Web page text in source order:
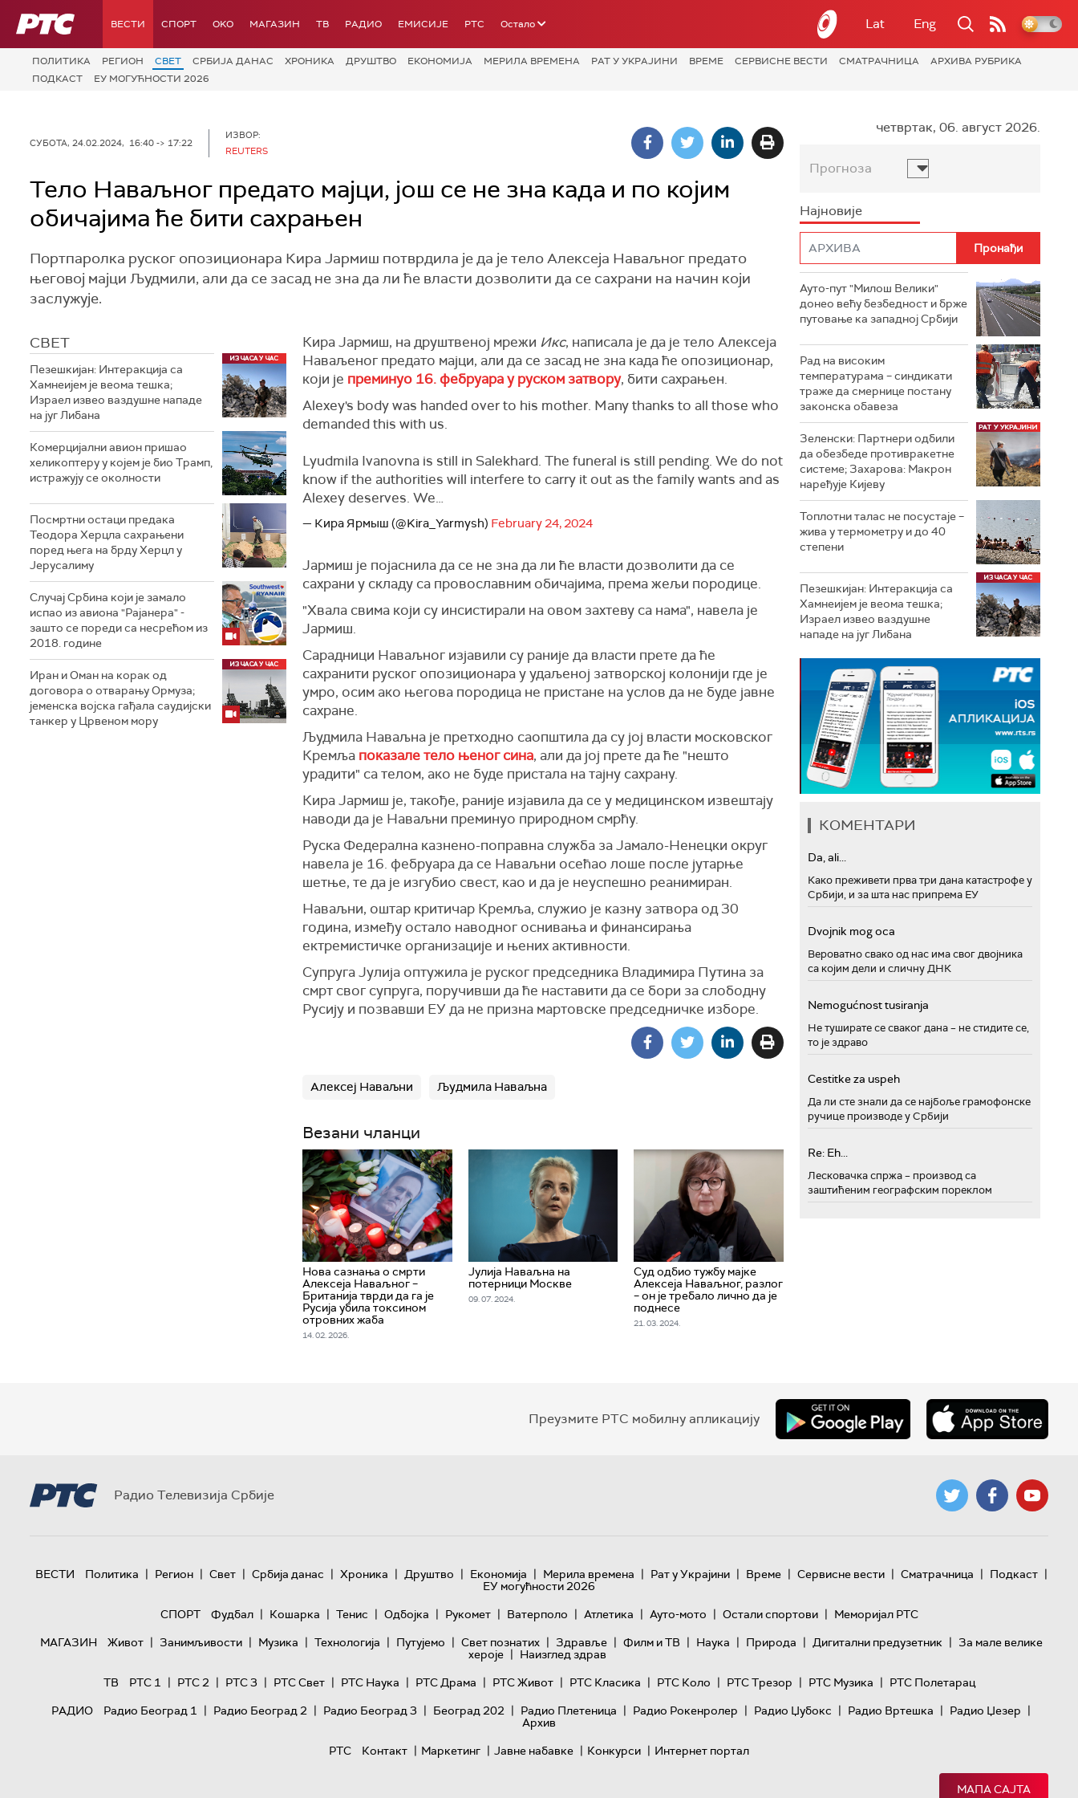
РТС ВЕСТИ СПОРТ OKO МАГАЗИН ТВ РАДИО ЕМИСИЈЕ РТС Остало Lat Eng
ПОЛИТИКА РЕГИОН СВЕТ СРБИЈА ДАНАС ХРОНИКА ДРУШТВО ЕКОНОМИЈА МЕРИЛА ВРЕМЕНА РАТ У УКРАЈИНИ ВРЕМЕ СЕРВИСНЕ ВЕСТИ СМАТРАЧНИЦА
АРХИВА РУБРИКА
ПОДКАСТ
ЕУ МОГУЋНОСТИ 2026
СУБОТА, 24.02.2024, 16:40 -> 17:22
ИЗВОР:
REUTERS
Тело Наваљног предато мајци, још се не зна када и по којим
обичајима ће бити сахрањен
Портпаролка руског опозиционара Кира Јармиш потврдила је да је тело Алексеја Наваљног предато
његовој мајци Људмили, али да се засад не зна да ли ће власти дозволити да се сахрани на начин који
заслужује.
СВЕТ
Пезешкијан: Интеракција са
Хамнеијем је веома тешка;
Израел извео ваздушне нападе
на југ Либана
Комерцијални авион пришао
хеликоптеру у којем је био Трамп,
истражују се околности
Посмртни остаци предака
Теодора Херцла сахрањени
поред њега на брду Херцл у
Јерусалиму
Случај Србина који је замало
испао из авиона "Рајанера" -
зашто се пореди са несрећом из
2018. године
Иран и Оман на корак од
договора о отварању Ормуза;
jеменска војска гађала саудијски
танкер у Црвеном мору
Кира Јармиш, на друштвеној мрежи Икс, написала је да је тело Алексеја
Наваљеног предато мајци, али да се засад не зна када ће опозиционар,
који је преминуо 16. фебруара у руском затвору, бити сахрањен.
Alexey's body was handed over to his mother. Many thanks to all those who
demanded this with us.
Lyudmila Ivanovna is still in Salekhard. The funeral is still pending. We do not
know if the authorities will interfere to carry it out as the family wants and as
Alexey deserves. We…
— Кира Ярмыш (@Kira_Yarmysh) February 24, 2024
Јармиш је појаснила да се не зна да ли ће власти дозволити да се
сахрани у складу са провославним обичајима, према жељи породице.
"Хвала свима који су инсистирали на овом захтеву са нама", навела је
Јармиш.
Сарадници Наваљног изјавили су раније да власти прете да ће
сахранити руског опозиционара у удаљеној затворској колонији где је
умро, осим ако његова породица не пристане на услов да не буде јавне
сахране.
Људмила Наваљна је претходно саопштила да су јој власти московског
Кремља показале тело њеног сина, али да јој прете да ће "нешто
урадити" са телом, ако не буде пристала на тајну сахрану.
Кира Јармиш је, такође, раније изјавила да се у медицинском извештају
наводи да је Наваљни преминуо природном смрћу.
Руска Федерална казнено-поправна служба за Јамало-Ненецки округ
навела је 16. фебруара да се Наваљни осећао лоше после јутарње
шетње, те да је изгубио свест, као и да је неуспешно реанимиран.
Наваљни, оштар критичар Кремља, служио је казну затвора од 30
година, између остало наводног оснивања и финансирања
ектремистичке организације и њених активности.
Супруга Јулија оптужила је руског председника Владимира Путина за
смрт свог супруга, поручивши да ће наставити да се бори за слободну
Русију и позвавши ЕУ да не призна мартовске председничке изборе.
Алексеј Наваљни Људмила Наваљна
Везани чланци
Нова сазнања о смрти
Алексеја Наваљног –
Британија тврди да га је
Русија убила токсином
отровних жаба
14. 02. 2026.
Јулија Наваљна на
потерници Москве
09. 07. 2024.
Суд одбио тужбу мајке
Алексеја Наваљног, разлог
– он је требало лично да је
поднесе
21. 03. 2024.
четвртак, 06. август 2026.
Прогноза
Најновије
Ауто-пут "Милош Велики"
донео већу безбедност и брже
путовање ка западној Србији
Рад на високим
температурама – синдикати
траже да смернице постану
законска обавеза
Зеленски: Партнери одбили
да обезбеде противракетне
системе; Захарова: Макрон
наређује Кијеву
Топлотни талас не посустаје –
жива у термометру и до 40
степени
Пезешкијан: Интеракција са
Хамнеијем је веома тешка;
Израел извео ваздушне
нападе на југ Либана
КОМЕНТАРИ
Da, ali...
Како преживети прва три дана катастрофе у
Србији, и за шта нас припрема ЕУ
Dvojnik mog oca
Вероватно свако од нас има свог двојника
са којим дели и сличну ДНК
Nemogućnost tusiranja
Не туширате се сваког дана – не стидите се,
то је здраво
Cestitke za uspeh
Да ли сте знали да се најбоље грамофонске
ручице производе у Србији
Re: Eh...
Лесковачка спржа – производ са
заштићеним географским пореклом
Преузмите РТС мобилну апликацију
Радио Телевизија Србије
ВЕСТИ Политика | Регион | Свет | Србија данас | Хроника | Друштво | Економија | Мерила времена | Рат у Украјини | Време | Сервисне вести | Сматрачница | Подкаст |
ЕУ могућности 2026
СПОРТ
Фудбал | Кошарка | Тенис | Одбојка | Рукомет | Ватерполо | Атлетика | Ауто-мото | Остали спортови | Меморијал РТС
МАГАЗИН
Живот | Занимљивости | Музика | Технологијa | Путујемо | Свет познатих | Здравље | Филм и ТВ | Наука | Природа | Дигитални предузетник | За мале велике
хероје | Наизглед здрав
ТВ
РТС 1 | РТС 2 | РТС 3 | РТС Свет | РТС Наука | РТС Драма | РТС Живот | РТС Класика | РТС Коло | РТС Трезор | РТС Музика | РТС Полетарац
РАДИО
Радио Београд 1 | Радио Београд 2 | Радио Београд 3 | Београд 202 | Радио Плетеница | Радио Рокенролер | Радио Џубокс | Радио Вртешка | Радио Џезер |
Архив
РТС
Контакт | Маркетинг | Јавне набавке | Конкурси | Интернет портал
МАПА САЈТА